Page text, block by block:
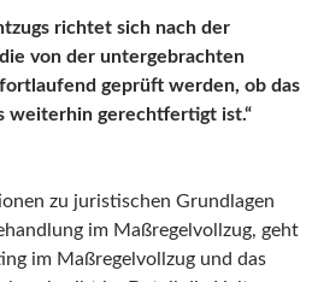
richtet sich nach der
von der untergebrachten
fortlaufend geprüft werden, ob das
weiterhin gerechtfertigt ist.“
zu juristischen Grundlagen
im Maßregelvollzug, geht
im Maßregelvollzug und das